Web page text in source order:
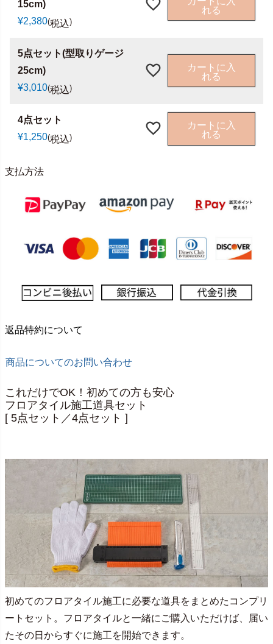
15cm)
¥2,380 税込
れる
5点セット(型取りゲージ
25cm)
¥3,010 税込
カートに入
れる
4点セット
¥1,250 税込
カートに入
れる
支払方法
返品特約について
商品についてのお問い合わせ
これだけでOK！初めての方も安心
フロアタイル施工道具セット
[ 5点セット／4点セット ]
初めてのフロアタイル施工に必要な道具をまとめたコンプリ
ートセット。フロアタイルと一緒にご購入いただけば、届い
たその日からすぐに施工を開始できます。